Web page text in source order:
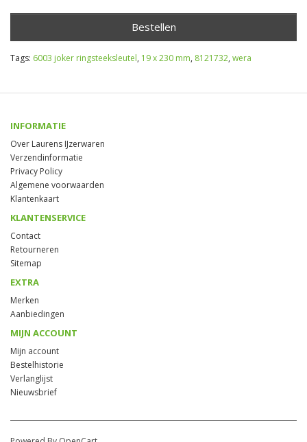
Bestellen
Tags: 6003 joker ringsteeksleutel, 19 x 230 mm, 8121732, wera
INFORMATIE
Over Laurens IJzerwaren
Verzendinformatie
Privacy Policy
Algemene voorwaarden
Klantenkaart
KLANTENSERVICE
Contact
Retourneren
Sitemap
EXTRA
Merken
Aanbiedingen
MIJN ACCOUNT
Mijn account
Bestelhistorie
Verlanglijst
Nieuwsbrief